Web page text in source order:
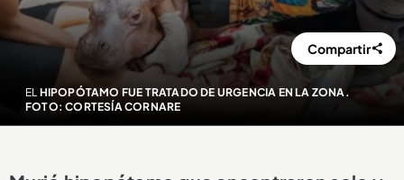
EL HIPOPÓTAMO FUE TRATADO DE URGENCIA EN LA ZONA.
FOTO: CORTESÍA CORNARE
Compartir